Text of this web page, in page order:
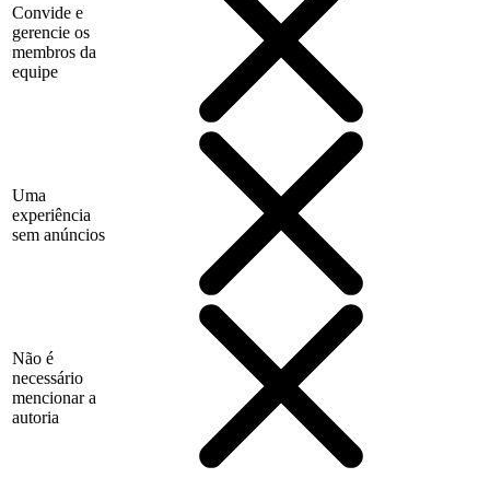
Convide e
gerencie os
membros da
equipe
Uma
experiência
sem anúncios
Não é
necessário
mencionar a
autoria